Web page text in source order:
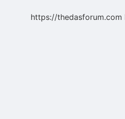
https://thedasforum.com